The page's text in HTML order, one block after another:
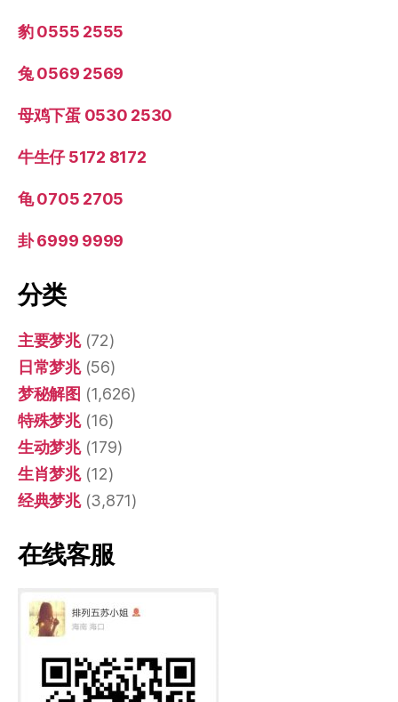
豹 0555 2555
兔 0569 2569
母鸡下蛋 0530 2530
牛生仔 5172 8172
龟 0705 2705
卦 6999 9999
分类
主要梦兆(72)
日常梦兆(56)
梦秘解图 (1,626)
特殊梦兆(16)
生动梦兆(179)
生肖梦兆(12)
经典梦兆(3,871)
在线客服